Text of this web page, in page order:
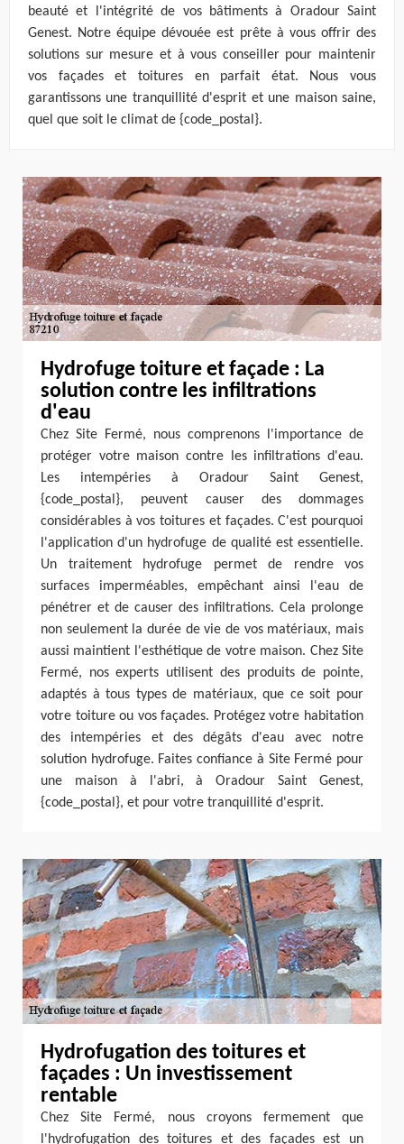
beauté et l'intégrité de vos bâtiments à Oradour Saint
Genest. Notre équipe dévouée est prête à vous offrir des
solutions sur mesure et à vous conseiller pour maintenir
vos façades et toitures en parfait état. Nous vous
garantissons une tranquillité d'esprit et une maison saine,
quel que soit le climat de {code_postal}.
Hydrofuge toiture et façade : La
solution contre les infiltrations
d'eau
Chez Site Fermé, nous comprenons l'importance de
protéger votre maison contre les infiltrations d'eau.
Les intempéries à Oradour Saint Genest,
{code_postal}, peuvent causer des dommages
considérables à vos toitures et façades. C'est pourquoi
l'application d'un hydrofuge de qualité est essentielle.
Un traitement hydrofuge permet de rendre vos
surfaces imperméables, empêchant ainsi l'eau de
pénétrer et de causer des infiltrations. Cela prolonge
non seulement la durée de vie de vos matériaux, mais
aussi maintient l'esthétique de votre maison. Chez Site
Fermé, nos experts utilisent des produits de pointe,
adaptés à tous types de matériaux, que ce soit pour
votre toiture ou vos façades. Protégez votre habitation
des intempéries et des dégâts d'eau avec notre
solution hydrofuge. Faites confiance à Site Fermé pour
une maison à l'abri, à Oradour Saint Genest,
{code_postal}, et pour votre tranquillité d'esprit.
Hydrofugation des toitures et
façades : Un investissement
rentable
Chez Site Fermé, nous croyons fermement que
l'hydrofugation des toitures et des façades est un